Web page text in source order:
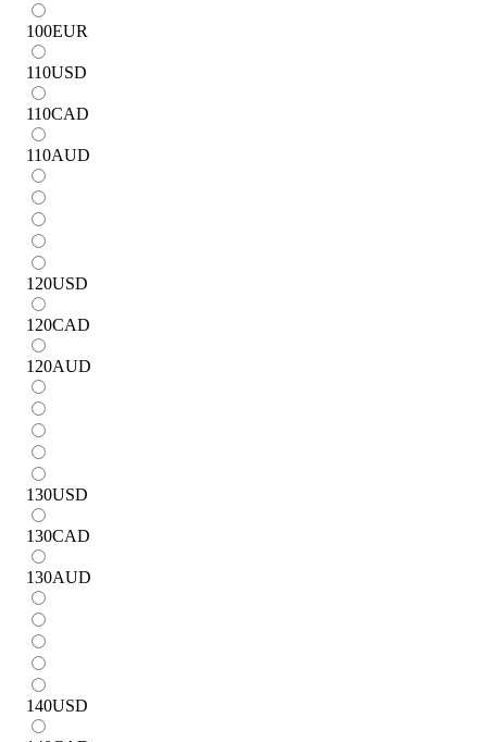
100EUR
110USD
110CAD
110AUD
120USD
120CAD
120AUD
130USD
130CAD
130AUD
140USD